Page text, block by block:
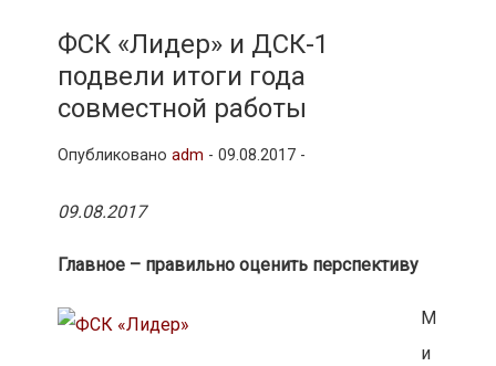
и
другие связанные со стройкой
ФСК «Лидер» и ДСК-1
подвели итоги года
совместной работы
Опубликовано adm - 09.08.2017 -
09.08.2017
Главное – правильно оценить перспективу
М
и